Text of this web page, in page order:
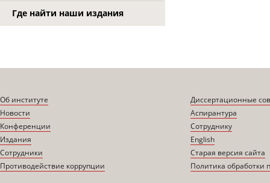
Где найти наши издания
Об институте
Новости
Конференции
Издания
Сотрудники
Противодействие коррупции
Диссертационные
Аспирантура
Сотруднику
English
Старая версия сайта
Политика обработки